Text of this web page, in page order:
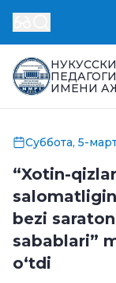
ИМЕНИ
Суббота, 5-
“Xotin-
bezi
sabablari”
oʻtdi